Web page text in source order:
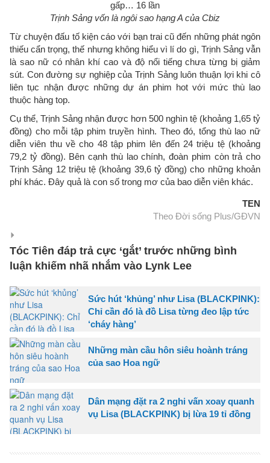
Trịnh Sảng vốn là ngôi sao hạng A của Cbiz
Từ chuyện đấu tố kiện cáo với bạn trai cũ đến những phát ngôn
thiếu cẩn trọng, thế nhưng không hiểu vì lí do gì, Trịnh Sảng vẫn
là sao nữ có nhân khí cao và độ nổi tiếng chưa từng bị giảm
sút. Con đường sự nghiệp của Trịnh Sảng luôn thuận lợi khi cô
liên tục nhận được những dự án phim hot với mức thù lao
thuộc hàng top.
Cụ thể, Trịnh Sảng nhận được hơn 500 nghìn tệ (khoảng 1,65 tỷ
đồng) cho mỗi tập phim truyền hình. Theo đó, tổng thù lao nữ
diễn viên thu về cho 48 tập phim lên đến 24 triệu tệ (khoảng
79,2 tỷ đồng). Bên cạnh thù lao chính, đoàn phim còn trả cho
Trịnh Sảng 12 triệu tệ (khoảng 39,6 tỷ đồng) cho những khoản
phí khác. Đây quả là con số trong mơ của bao diễn viên khác.
TEN
Theo Đời sống Plus/GĐVN
Tóc Tiên đáp trả cực ‘gắt’ trước những bình
luận khiếm nhã nhắm vào Lynk Lee
Sức hút ‘khủng’ như Lisa (BLACKPINK):
Chỉ cần đó là đồ Lisa từng đeo lập tức
‘cháy hàng’
Những màn cầu hôn siêu hoành tráng
của sao Hoa ngữ
Dân mạng đặt ra 2 nghi vấn xoay quanh
vụ Lisa (BLACKPINK) bị lừa 19 tỉ đồng